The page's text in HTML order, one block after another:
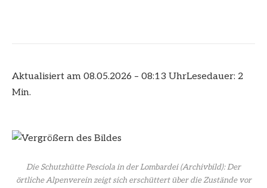
Aktualisiert am 08.05.2026 – 08:13 UhrLesedauer: 2
Min.
Die Schutzhütte Pesciola in der Lombardei (Archivbild): Der
örtliche Alpenverein zeigt sich erschüttert über die Zustände vor